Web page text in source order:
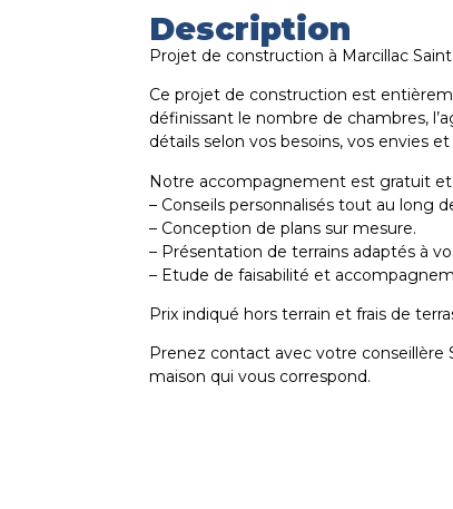
Description
Projet de construction à Marcillac
Ce projet de construction est
définissant le nombre de chambres,
détails selon vos besoins, vos envies
Notre accompagnement est gratuit
– Conseils personnalisés tout au long
– Conception de plans sur mesure.
– Présentation de terrains adaptés à
– Etude de faisabilité et
Prix indiqué hors terrain et frais de
Prenez contact avec votre
maison qui vous correspond.